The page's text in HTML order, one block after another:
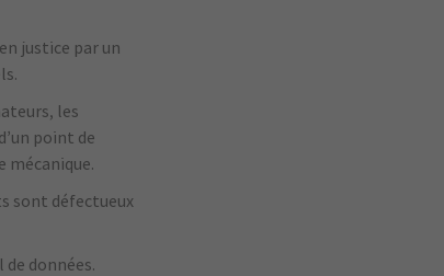
justice par un
les
point de
mécanique.
sont défectueux
données.